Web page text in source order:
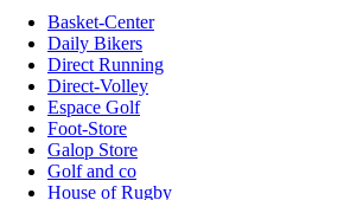
Basket-Center
Daily Bikers
Direct Running
Direct-Volley
Espace Golf
Foot-Store
Galop Store
Golf and co
House of Rugby